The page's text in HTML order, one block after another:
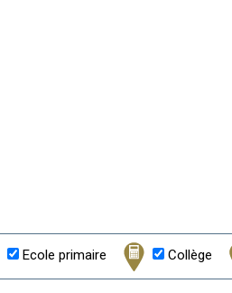
Ecole primaire Collège